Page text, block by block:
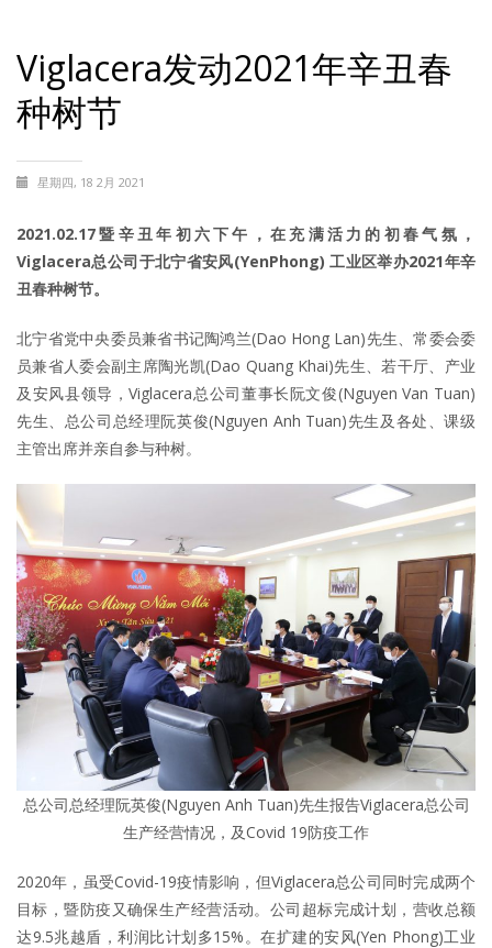
Viglacera发动2021年辛丑春
种树节
星期四, 18 2月 2021
2021.02.17暨辛丑年初六下午，在充满活力的初春气氛，
Viglacera总公司于北宁省安风(YenPhong) 工业区举办2021年辛
丑春种树节。
北宁省党中央委员兼省书记陶鸿兰(Dao Hong Lan)先生、常委会委
员兼省人委会副主席陶光凯(Dao Quang Khai)先生、若干厅、产业
及安风县领导，Viglacera总公司董事长阮文俊(Nguyen Van Tuan)
先生、总公司总经理阮英俊(Nguyen Anh Tuan)先生及各处、课级
主管出席并亲自参与种树。
总公司总经理阮英俊(Nguyen Anh Tuan)先生报告Viglacera总公司
生产经营情况，及Covid 19防疫工作
2020年，虽受Covid-19疫情影响，但Viglacera总公司同时完成两个
目标，暨防疫又确保生产经营活动。公司超标完成计划，营收总额
达9.5兆越盾，利润比计划多15%。在扩建的安风(Yen Phong)工业